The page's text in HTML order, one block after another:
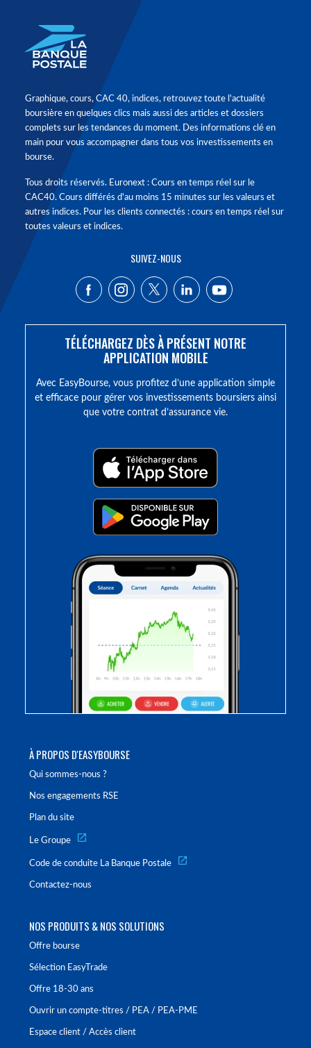
À PROPOS D'EASYBOURSE
Qui sommes-nous ?
Nos engagements RSE
Plan du site
Le Groupe
Code de conduite La Banque Postale
Contactez-nous
NOS PRODUITS & NOS SOLUTIONS
Offre bourse
Sélection EasyTrade
Offre 18-30 ans
Ouvrir un compte-titres / PEA / PEA-PME
Espace client / Accès client
Graphique, cours, CAC 40, indices, retrouvez toute l'actualité
boursière en quelques clics mais aussi des articles et dossiers
complets sur les tendances du moment. Des informations clé en
main pour vous accompagner dans tous vos investissements en
bourse.
Tous droits réservés. Euronext : Cours en temps réel sur le
CAC40. Cours différés d'au moins 15 minutes sur les valeurs et
autres indices. Pour les clients connectés : cours en temps réel sur
toutes valeurs et indices.
SUIVEZ-NOUS
TÉLÉCHARGEZ DÈS À PRÉSENT NOTRE
APPLICATION MOBILE
Avec EasyBourse, vous profitez d’une application simple
et efficace pour gérer vos investissements boursiers ainsi
que votre contrat d’assurance vie.